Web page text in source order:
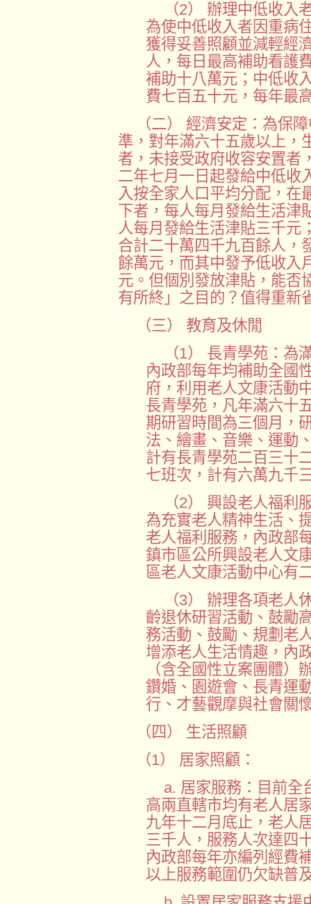
（2） 辦理中低收入
為使中低收入者因重病
獲得妥善照顧並減輕經
人，每日最高補助看護
補助十八萬元；中低收
費七百五十元，每年最
（二） 經濟安定：為保
準，對年滿六十五歲以上，
者，未接受政府收容安置者
二年七月一日起發給中低收
入按全家人口平均分配，
下者，每人每月發給生活津
人每月發給生活津貼三千元
合計二十萬四千九百餘人，
餘萬元，而其中發予低收入
元。但個別發放津貼，能否
有所終」之目的？值得重新
（三） 教育及休閒
（1） 長青學苑：為
內政部每年均補助全國
府，利用老人文康活動
長青學苑，凡年滿六十
期研習時間為三個月，
法、繪畫、音樂、運動
計有長青學苑二百三十
七班次，計有六萬九千
（2） 興設老人福利
為充實老人精神生活、
老人福利服務，內政部
鎮市區公所興設老人文
區老人文康活動中心有
（3） 辦理各項老人
齡退休研習活動、鼓勵
務活動、鼓勵、規劃老
增添老人生活情趣，內
（含全國性立案團體）
鑽婚、園遊會、長青運
行、才藝觀摩與社會關
（四） 生活照顧
（1） 居家照顧：
a. 居家服務：目前全
高兩直轄市均有老人居
九年十二月底止，老人
三千人，服務人次達四
內政部每年亦編列經費
以上服務範圍仍欠缺普